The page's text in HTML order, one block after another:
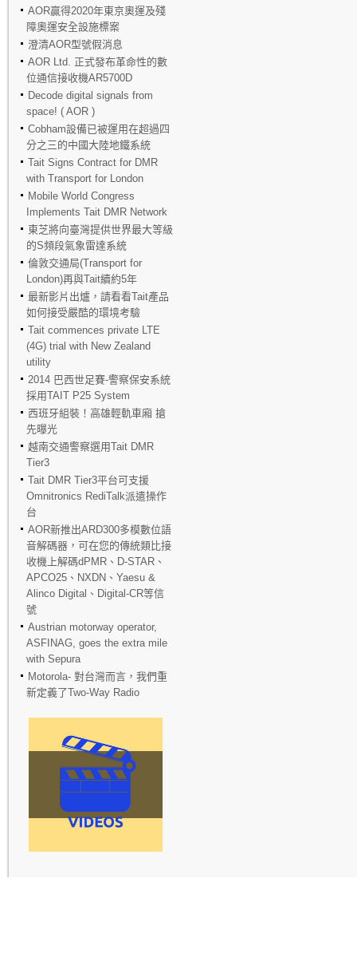
AOR贏得2020年東京奧運及殘
障奧運安全設施標案
澄清AOR型號假消息
AOR Ltd. 正式發布革命性的數
位通信接收機AR5700D
Decode digital signals from
space! ( AOR )
Cobham設備已被運用在超過四
分之三的中國大陸地鐵系統
Tait Signs Contract for DMR
with Transport for London
Mobile World Congress
Implements Tait DMR Network
東芝將向臺灣提供世界最大等級
的S頻段氣象雷達系統
倫敦交通局(Transport for
London)再與Tait續約5年
最新影片出爐，請看看Tait產品
如何接受嚴酷的環境考驗
Tait commences private LTE
(4G) trial with New Zealand
utility
2014 巴西世足賽-警察保安系統
採用TAIT P25 System
西班牙組裝！高雄輕軌車廂 搶
先曝光
越南交通警察選用Tait DMR
Tier3
Tait DMR Tier3平台可支援
Omnitronics RediTalk派遣操作
台
AOR新推出ARD300多模數位語
音解碼器，可在您的傳統類比接
收機上解碼dPMR、D-STAR、
APCO25、NXDN、Yaesu &
Alinco Digital、Digital-CR等信
號
Austrian motorway operator,
ASFINAG, goes the extra mile
with Sepura
Motorola- 對台灣而言，我們重
新定義了Two-Way Radio